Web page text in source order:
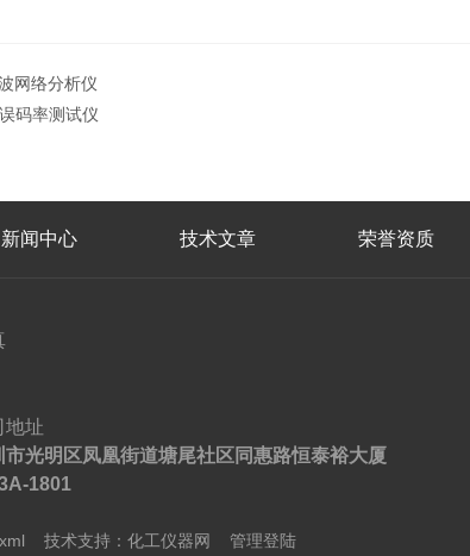
网络分析仪
码率测试仪
新闻中心 技术文章 荣誉资质
地址
市光明区凤凰街道塘尾社区同惠路恒泰裕大厦
1801
技术支持： 化工仪器网 管理登陆